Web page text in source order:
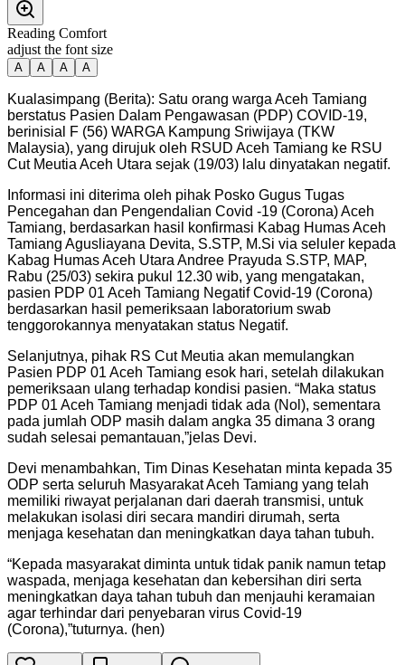
Reading Comfort
adjust the font size
A A A A
Kualasimpang (Berita): Satu orang warga Aceh Tamiang
berstatus Pasien Dalam Pengawasan (PDP) COVID-19,
berinisial F (56) WARGA Kampung Sriwijaya (TKW
Malaysia), yang dirujuk oleh RSUD Aceh Tamiang ke RSU
Cut Meutia Aceh Utara sejak (19/03) lalu dinyatakan negatif.
Informasi ini diterima oleh pihak Posko Gugus Tugas
Pencegahan dan Pengendalian Covid -19 (Corona) Aceh
Tamiang, berdasarkan hasil konfirmasi Kabag Humas Aceh
Tamiang Agusliayana Devita, S.STP, M.Si via seluler kepada
Kabag Humas Aceh Utara Andree Prayuda S.STP, MAP,
Rabu (25/03) sekira pukul 12.30 wib, yang mengatakan,
pasien PDP 01 Aceh Tamiang Negatif Covid-19 (Corona)
berdasarkan hasil pemeriksaan laboratorium swab
tenggorokannya menyatakan status Negatif.
Selanjutnya, pihak RS Cut Meutia akan memulangkan
Pasien PDP 01 Aceh Tamiang esok hari, setelah dilakukan
pemeriksaan ulang terhadap kondisi pasien. “Maka status
PDP 01 Aceh Tamiang menjadi tidak ada (Nol), sementara
pada jumlah ODP masih dalam angka 35 dimana 3 orang
sudah selesai pemantauan,”jelas Devi.
Devi menambahkan, Tim Dinas Kesehatan minta kepada 35
ODP serta seluruh Masyarakat Aceh Tamiang yang telah
memiliki riwayat perjalanan dari daerah transmisi, untuk
melakukan isolasi diri secara mandiri dirumah, serta
menjaga kesehatan dan meningkatkan daya tahan tubuh.
“Kepada masyarakat diminta untuk tidak panik namun tetap
waspada, menjaga kesehatan dan kebersihan diri serta
meningkatkan daya tahan tubuh dan menjauhi keramaian
agar terhindar dari penyebaran virus Covid-19
(Corona),”tuturnya. (hen)